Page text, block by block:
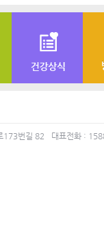
173번길 82 대표전화 :